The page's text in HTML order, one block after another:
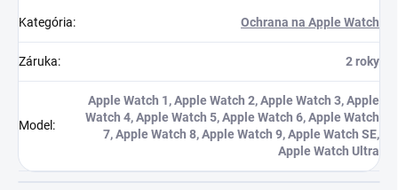
Kategória: Ochrana na Apple Watch
Záruka: 2 roky
Model :
Apple Watch 1, Apple Watch 2, Apple Watch 3, Apple
Watch 4, Apple Watch 5, Apple Watch 6, Apple Watch
7, Apple Watch 8, Apple Watch 9, Apple Watch SE,
Apple Watch Ultra